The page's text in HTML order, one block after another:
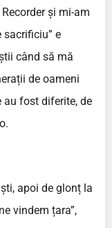
și mi-am
sacrificiu” e
când să mă
de oameni
fost diferite, de
apoi de glonț la
vindem țara”,